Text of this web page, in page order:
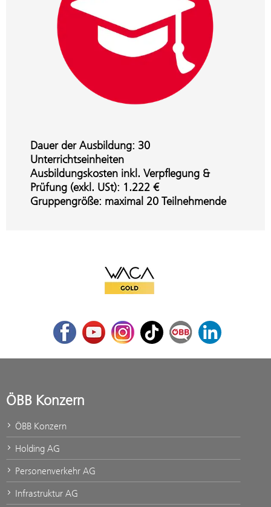
Dauer der Ausbildung: 30
Unterrichtseinheiten
Ausbildungskosten inkl. Verpflegung &
Prüfung (exkl. USt): 1.222 €
Gruppengröße: maximal 20 Teilnehmende
WACA Gold
FacebookYoutubeInstagram
TikTok ÖBB Corporate Blog
LinkedIn
ÖBB Konzern
ÖBB Konzern
Holding AG
Personenverkehr AG
Infrastruktur AG